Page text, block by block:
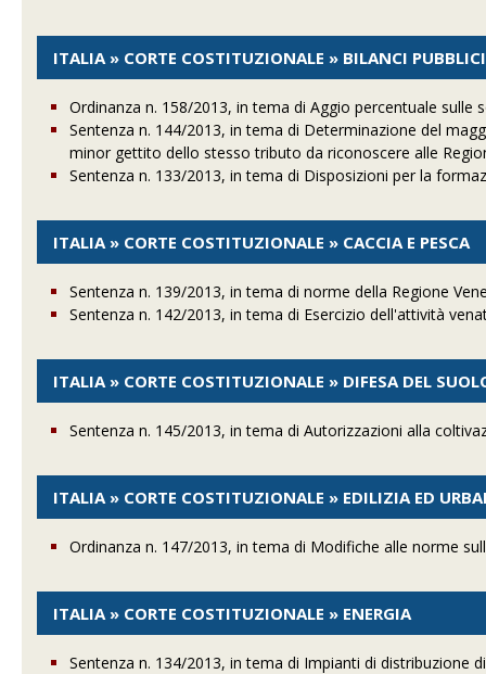
ITALIA » CORTE COSTITUZIONALE » BILANCI
Ordinanza n. 158/2013, in tema di Aggio percentuale
Sentenza n. 144/2013, in tema di Determinazione del
minor gettito dello stesso tributo da riconoscere alle
Sentenza n. 133/2013, in tema di Disposizioni per la
ITALIA » CORTE COSTITUZIONALE » CACCIA E PESCA
Sentenza n. 139/2013, in tema di norme della Regione
Sentenza n. 142/2013, in tema di Esercizio dell'attività
ITALIA » CORTE COSTITUZIONALE » DIFESA DEL
Sentenza n. 145/2013, in tema di Autorizzazioni alla
ITALIA » CORTE COSTITUZIONALE » EDILIZIA ED
Ordinanza n. 147/2013, in tema di Modifiche alle norme
ITALIA » CORTE COSTITUZIONALE » ENERGIA
Sentenza n. 134/2013, in tema di Impianti di distribuzione